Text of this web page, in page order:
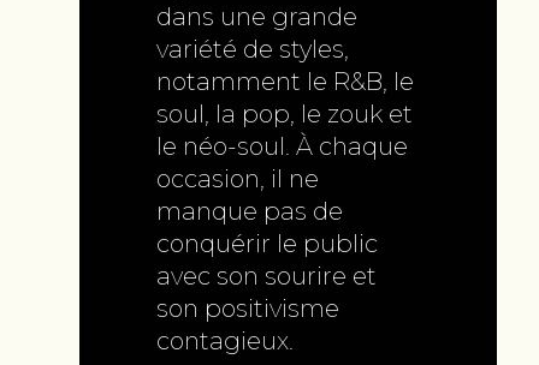
dans une grande
variété de styles,
notamment le R&B, le
soul, la pop, le zouk et
le néo-soul. À chaque
occasion, il ne
manque pas de
conquérir le public
avec son sourire et
son positivisme
contagieux.